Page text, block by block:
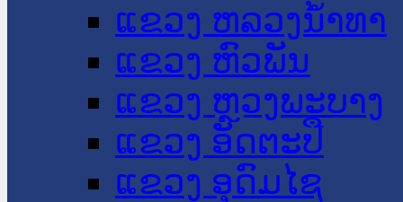
ແຂວງ ຫລວງນໍ້າທາ
ແຂວງ ຫົວພັນ
ແຂວງ ຫຼວງພະບາງ
ແຂວງ ອັດຕະປື
ແຂວງ ອຸດົມໄຊ